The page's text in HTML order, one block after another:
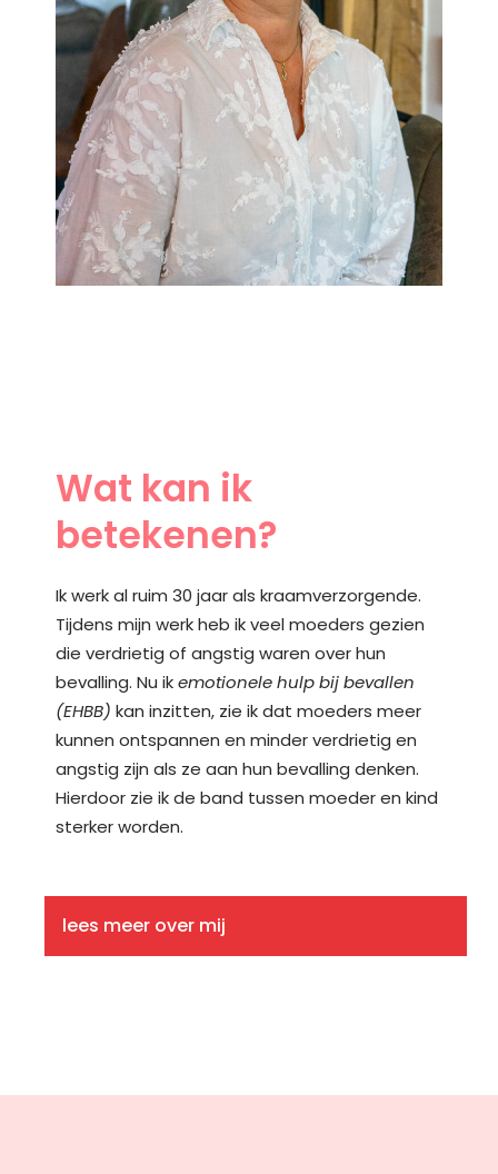
Wat kan ik
betekenen?
Ik werk al ruim 30 jaar als kraamverzorgende.
Tijdens mijn werk heb ik veel moeders gezien
die verdrietig of angstig waren over hun
bevalling. Nu ikemotionele hulp bij bevallen
(EHBB) kan inzitten, zie ik dat moeders meer
kunnen ontspannen en minder verdrietig en
angstig zijn als ze aan hun bevalling denken.
Hierdoor zie ik de band tussen moeder en kind
sterker worden.
lees meer over mij